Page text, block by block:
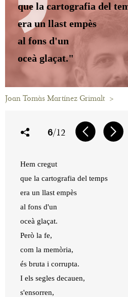
que la cartografia del
era un llast empès
al fons d'un
oceà glaçat."
Joan Tomàs Martínez Grimalt >
6/12
Hem cregut
que la cartografia del temps
era un llast empès
al fons d'un
oceà glaçat.
Però la fe,
com la memòria,
és bruta i corrupta.
I els segles decauen,
s'ensorren,